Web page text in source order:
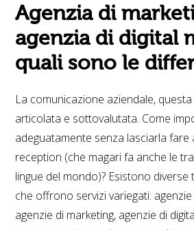
Agenzia di
agenzia di digital
quali sono le
La comunicazione aziendale, questa
articolata e sottovalutata. Come
adeguatamente senza lasciarla fare
reception (che magari fa anche le
lingue del mondo)? Esistono diverse
che offrono servizi variegati:
agenzie di marketing, agenzie di